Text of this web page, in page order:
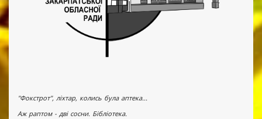
"Фокстрот", ліхтар, колись була аптека...
Аж раптом - дві сосни. Бібліотека.